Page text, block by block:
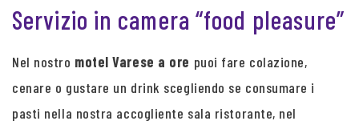
Servizio in camera “food pleasure”
Nel nostro motel Varese a ore puoi fare colazione,
cenare o gustare un drink scegliendo se consumare i
pasti nella nostra accogliente sala ristorante, nel